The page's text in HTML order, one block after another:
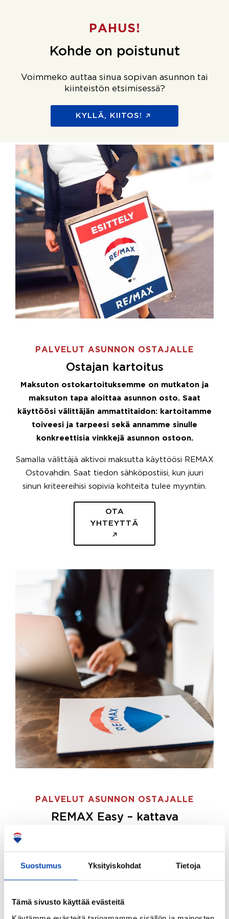
Suostumus Yksityiskohdat Tietoja
Tämä sivusto käyttää evästeitä
PAHUS!
Kohde on poistunut
Voimmeko auttaa sinua sopivan asunnon tai
kiinteistön etsimisessä?
KYLLÄ, KIITOS!
PALVELUT ASUNNON OSTAJALLE
Ostajan kartoitus
Maksuton ostokartoituksemme on mutkaton ja
maksuton tapa aloittaa asunnon osto. Saat
käyttöösi välittäjän ammattitaidon: kartoitamme
toiveesi ja tarpeesi sekä annamme sinulle
konkreettisia vinkkejä asunnon ostoon.
Samalla välittäjä aktivoi maksutta käyttöösi REMAX
Ostovahdin. Saat tiedon sähköpostiisi, kun juuri
sinun kriteereihisi sopivia kohteita tulee myyntiin.
OTA
YHTEYTTÄ
PALVELUT ASUNNON OSTAJALLE
REMAX Easy – kattava
ostajille.
Tee ostotoimeksianto ja etsimme juuri